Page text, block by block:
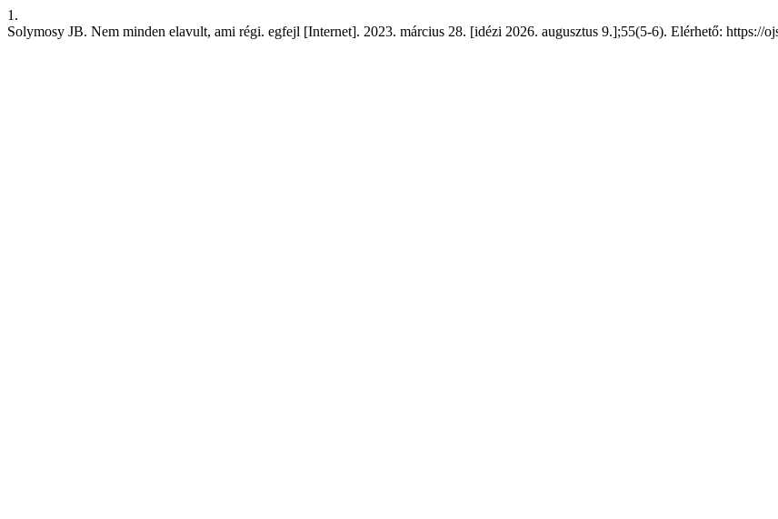
1.
Solymosy JB. Nem minden elavult, ami régi. egfejl [Internet]. 2023. március 28. [idézi 2026. augusztus 9.];55(5-6). Elérhető: https://